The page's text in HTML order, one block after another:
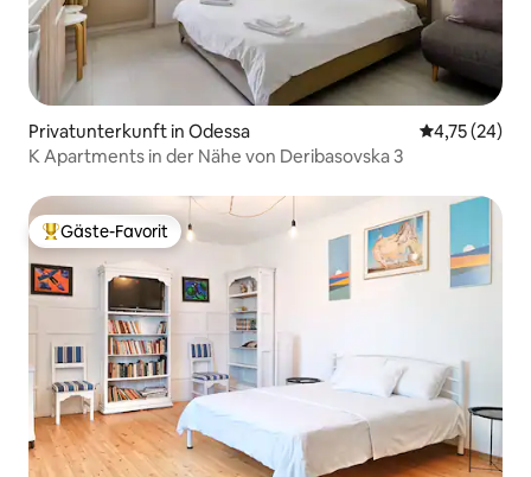
Privatunterkunft in Odessa
4,75 (24)
K Apartments in der Nähe von Deribasovska 3
Beliebter Gäste-Favorit.
Gäste-Favorit